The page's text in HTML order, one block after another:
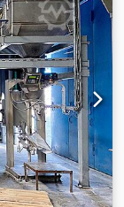
Bez
Dwedpfsy R